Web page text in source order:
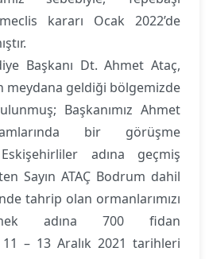
kararı Ocak 2022’de
Başkanı Dt. Ahmet Ataç,
meydana geldiği bölgemizde
Başkanımız Ahmet
bir görüşme
adına geçmiş
Sayın ATAÇ Bodrum dahil
tahrip olan ormanlarımızı
adına 700 fidan
11 – 13 Aralık 2021 tarihleri